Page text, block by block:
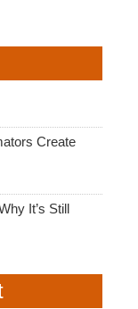
Create
It’s Still